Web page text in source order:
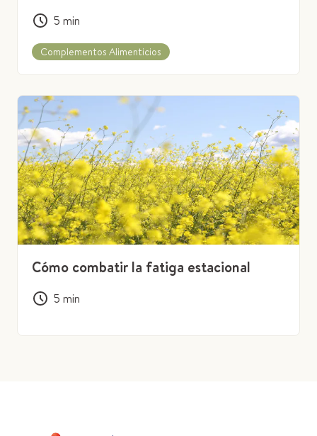
5 min
Complementos Alimenticios
Cómo combatir la fatiga estacional
5 min